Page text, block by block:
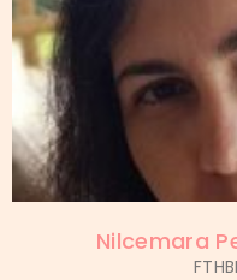
Nilcemara